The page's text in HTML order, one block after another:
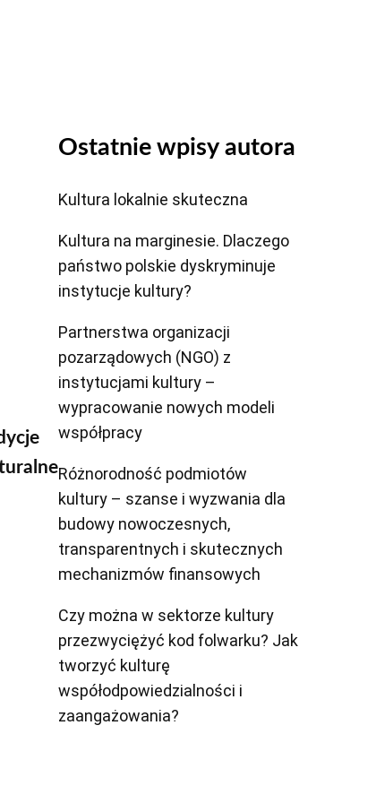
Ostatnie wpisy autora
Kultura lokalnie skuteczna
Kultura na marginesie. Dlaczego
państwo polskie dyskryminuje
instytucje kultury?
Partnerstwa organizacji
pozarządowych (NGO) z
instytucjami kultury –
wypracowanie nowych modeli
współpracy
Różnorodność podmiotów
kultury – szanse i wyzwania dla
budowy nowoczesnych,
transparentnych i skutecznych
mechanizmów finansowych
Czy można w sektorze kultury
przezwyciężyć kod folwarku? Jak
tworzyć kulturę
współodpowiedzialności i
zaangażowania?